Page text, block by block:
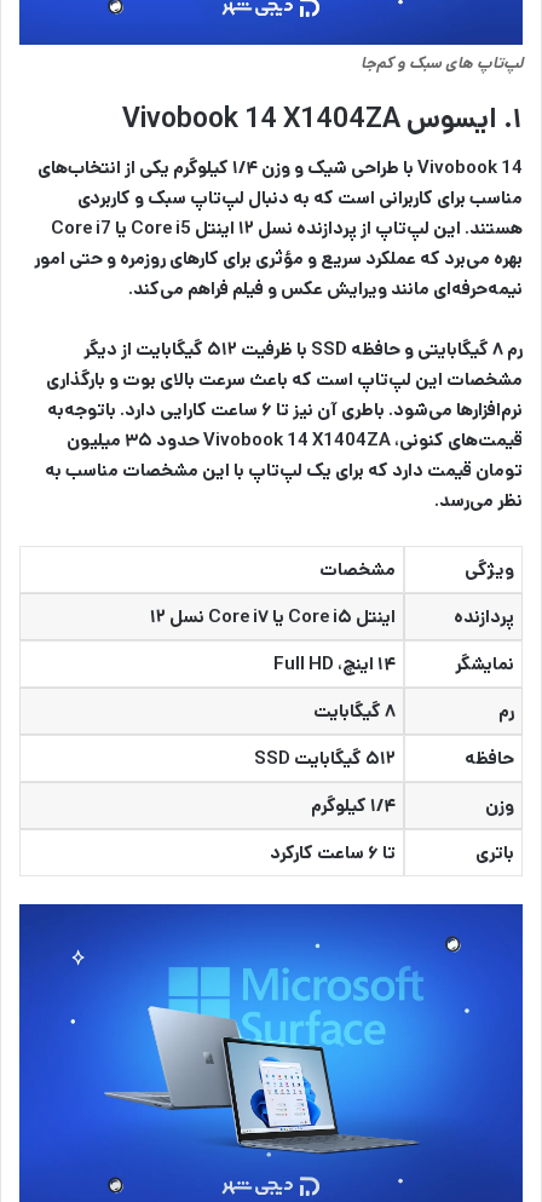
لپ‌‌تاپ های سبک و کم‌جا
۱. ایسوس Vivobook 14 X1404ZA
Vivobook 14 با طراحی شیک و وزن ۱/۴ کیلوگرم یکی از انتخاب‌های
مناسب برای کاربرانی است که به دنبال لپ‌تاپ سبک و کاربردی
هستند. این لپ‌تاپ از پردازنده‌ نسل ۱۲ اینتل Core i5 یا Core i7
بهره می‌برد که عملکرد سریع و مؤثری برای کارهای روزمره و حتی امور
نیمه‌حرفه‌ای مانند ویرایش عکس و فیلم فراهم می‌کند.
رم ۸ گیگابایتی و حافظه SSD با ظرفیت ۵۱۲ گیگابایت از دیگر
مشخصات این لپ‌تاپ است که باعث سرعت بالای بوت و بارگذاری
نرم‌افزارها می‌شود. باطری آن نیز تا ۶ ساعت کارایی دارد. باتوجه‌به
قیمت‌های کنونی، Vivobook 14 X1404ZA حدود ۳۵ میلیون
تومان قیمت دارد که برای یک لپ‌تاپ با این مشخصات مناسب به
نظر می‌رسد.
ویژگی
مشخصات
پردازنده
اینتل Core i۵ یا Core i۷ نسل ۱۲
نمایشگر
۱۴ اینچ، Full HD
رم
۸ گیگابایت
حافظه
۵۱۲ گیگابایت SSD
وزن
۱/۴ کیلوگرم
باتری
تا ۶ ساعت کارکرد